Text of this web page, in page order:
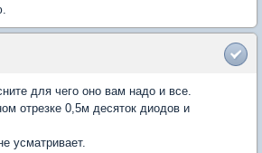
для чего оно вам надо и все.
отрезке 0,5м десяток диодов и
усматривает.